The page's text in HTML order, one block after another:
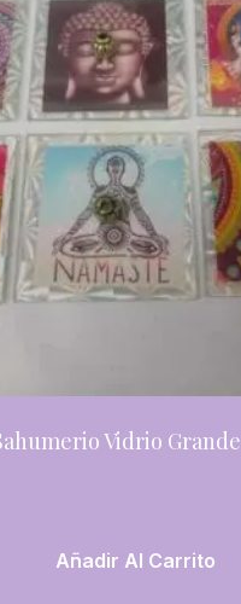
Vidrio Grande
Añadir Al Carrito